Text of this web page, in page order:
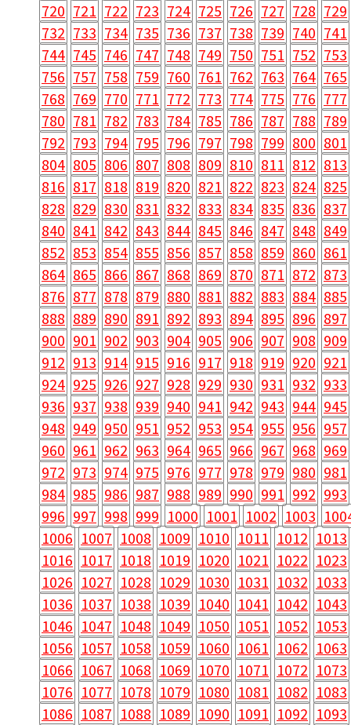
720 721 722 723 724 725 726 727 728 729
732 733 734 735 736 737 738 739 740 741
744 745 746 747 748 749 750 751 752 753
756 757 758 759 760 761 762 763 764 765
768 769 770 771 772 773 774 775 776 777
780 781 782 783 784 785 786 787 788 789
792 793 794 795 796 797 798 799 800 801
804 805 806 807 808 809 810 811 812 813
816 817 818 819 820 821 822 823 824 825
828 829 830 831 832 833 834 835 836 837
840 841 842 843 844 845 846 847 848 849
852 853 854 855 856 857 858 859 860 861
864 865 866 867 868 869 870 871 872 873
876 877 878 879 880 881 882 883 884 885
888 889 890 891 892 893 894 895 896 897
900 901 902 903 904 905 906 907 908 909
912 913 914 915 916 917 918 919 920 921
924 925 926 927 928 929 930 931 932 933
936 937 938 939 940 941 942 943 944 945
948 949 950 951 952 953 954 955 956 957
960 961 962 963 964 965 966 967 968 969
972 973 974 975 976 977 978 979 980 981
984 985 986 987 988 989 990 991 992 993
996 997 998 999 1000 1001 1002 1003
1006 1007 1008 1009 1010 1011 1012 1013
1016 1017 1018 1019 1020 1021 1022 1023
1026 1027 1028 1029 1030 1031 1032 1033
1036 1037 1038 1039 1040 1041 1042 1043
1046 1047 1048 1049 1050 1051 1052 1053
1056 1057 1058 1059 1060 1061 1062 1063
1066 1067 1068 1069 1070 1071 1072 1073
1076 1077 1078 1079 1080 1081 1082 1083
1086 1087 1088 1089 1090 1091 1092 1093